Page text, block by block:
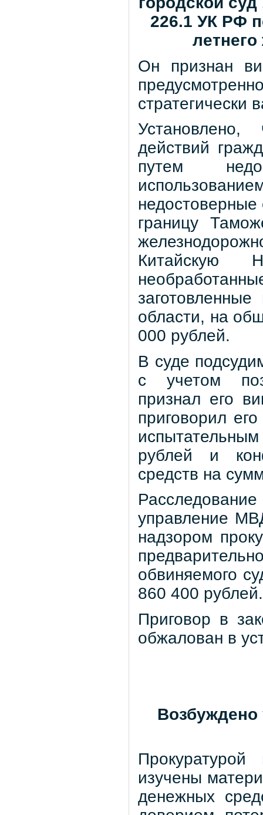
226.1 УК РФ
Он признан
стратегически
действий
путем
границу
Китайскую
области, на
000 рублей.
В суде
с учетом
признал его
приговорил
рублей и
средств на
управление
надзором
обвиняемого
860 400 рублей.
Приговор в
обжалован в
Возбуждено
изучены
денежных